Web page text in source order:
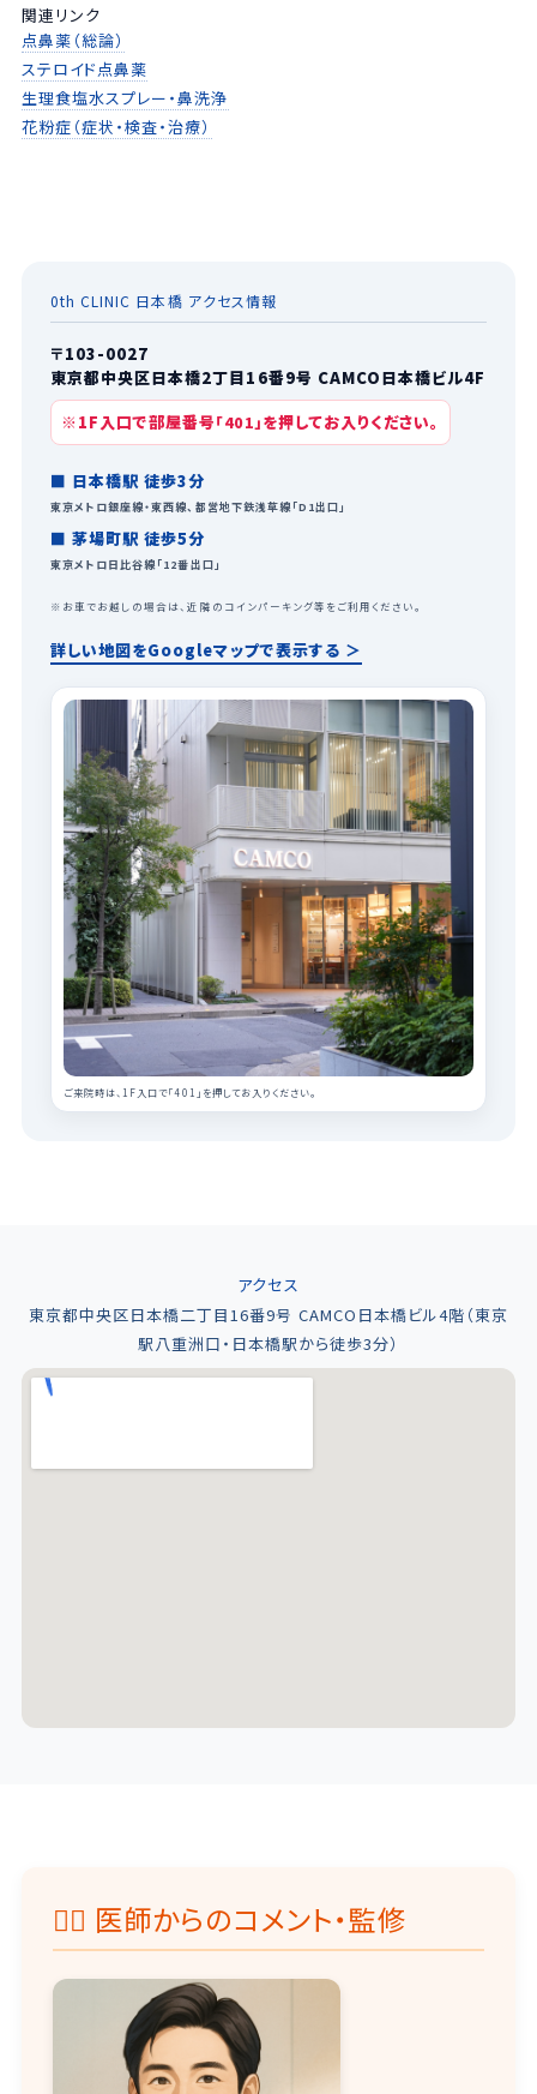
関連リンク
点鼻薬（総論）
ステロイド点鼻薬
生理食塩水スプレー・鼻洗浄
花粉症（症状・検査・治療）
0th CLINIC 日本橋 アクセス情報
〒103-0027
東京都中央区日本橋2丁目16番9号 CAMCO日本橋ビル4F
※1F入口で部屋番号「401」を押してお入りください。
■ 日本橋駅 徒歩3分
東京メトロ銀座線・東西線、都営地下鉄浅草線「D1出口」
■ 茅場町駅 徒歩5分
東京メトロ日比谷線「12番出口」
※お車でお越しの場合は、近隣のコインパーキング等をご利用ください。
詳しい地図をGoogleマップで表示する ＞
ご来院時は、1F入口で「401」を押してお入りください。
アクセス
東京都中央区日本橋二丁目16番9号 CAMCO日本橋ビル4階（東京
駅八重洲口・日本橋駅から徒歩3分）
👨‍⚕️ 医師からのコメント・監修